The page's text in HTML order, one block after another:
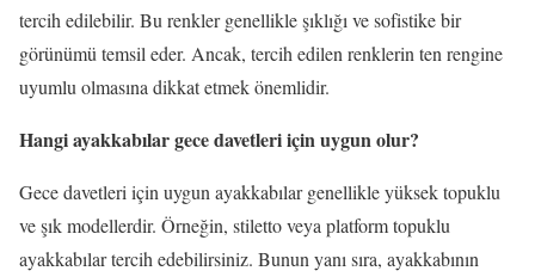
tercih edilebilir. Bu renkler genellikle şıklığı ve sofistike bir
görünümü temsil eder. Ancak, tercih edilen renklerin ten rengine
uyumlu olmasına dikkat etmek önemlidir.
Hangi ayakkabılar gece davetleri için uygun olur?
Gece davetleri için uygun ayakkabılar genellikle yüksek topuklu
ve şık modellerdir. Örneğin, stiletto veya platform topuklu
ayakkabılar tercih edebilirsiniz. Bunun yanı sıra, ayakkabının